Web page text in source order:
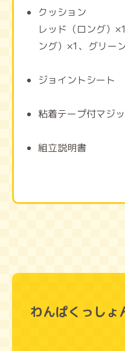
クッション
レッド（ロング）
ング）×1、グリー
ジョイントシート
粘着テープ付マジ
組立説明書
わんぱくっしょ